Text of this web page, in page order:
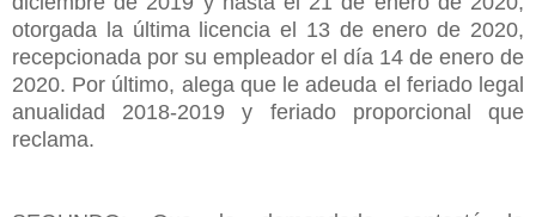
otorgada la última licencia el 13 de enero de 2020,
recepcionada por su empleador el día 14 de enero de
2020. Por último, alega que le adeuda el feriado legal
anualidad 2018-2019 y feriado proporcional que
reclama.